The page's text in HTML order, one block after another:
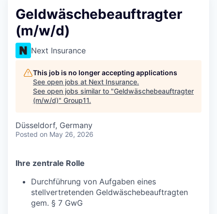
Geldwäschebeauftragter
(m/w/d)
Next Insurance
This job is no longer accepting applications
See open jobs at Next Insurance.
See open jobs similar to "Geldwäschebeauftragter
(m/w/d)" Group11.
Düsseldorf, Germany
Posted on May 26, 2026
Ihre zentrale Rolle
Durchführung von Aufgaben eines
stellvertretenden Geldwäschebeauftragten
gem. § 7 GwG